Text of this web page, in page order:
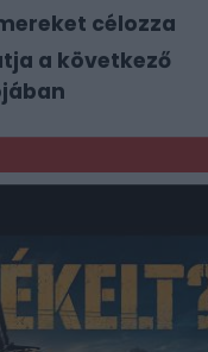
célozza
a következő